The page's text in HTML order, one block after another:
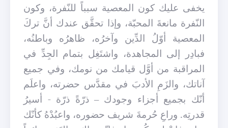
يخفى عليك كون المعصية سبباً للنّفرة، وكون
النّفرة مانعةَ المحبّة، وإذا تحقَّق عندك أنَّ تركَ
المعصية أوّلُ الدِّين وآخرُه، ظاهرُه وباطنُه،
فبادِر إلى المجاهدة، واشتَغِل بتمام الجِدِّ في
المراقبة من أوَّل قيامك من نومك، وفي جميع
آناتك، والزَمِ الأدبَ في مقدَّس حضرته، واعلَم
أنّك بجميع أجزاء وجودك – ذرّةً ذرّة - أسيرُ
قدرتِه. وراعِ حُرمةَ شريف حضوره، واعبُدْهُ كأنّك